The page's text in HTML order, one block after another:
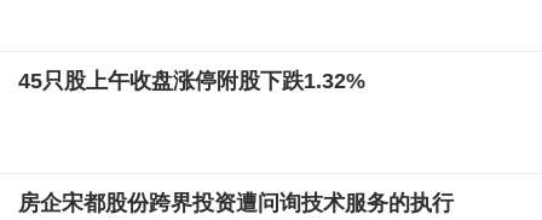
45只股上午收盘涨停附股下跌1.32%
房企宋都股份跨界投资遭问询技术服务的执行